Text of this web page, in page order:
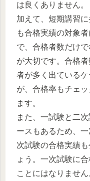
は良くありません。
加えて、短期講習
も合格実績の対象
で、合格者数だけ
が大切です。合格
者が多く出ている
が、合格率もチェ
ます。
また、一試験と二
ースもあるため、
次試験の合格実績
ょう。一次試験に
ことにはなりませ